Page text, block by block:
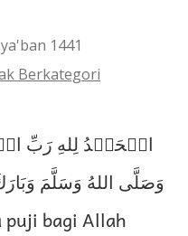
1441
Berkategori
وَصَلَّى اللهُ وَسَلَّمَ